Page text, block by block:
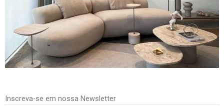
Inscreva-se em nossa Newsletter